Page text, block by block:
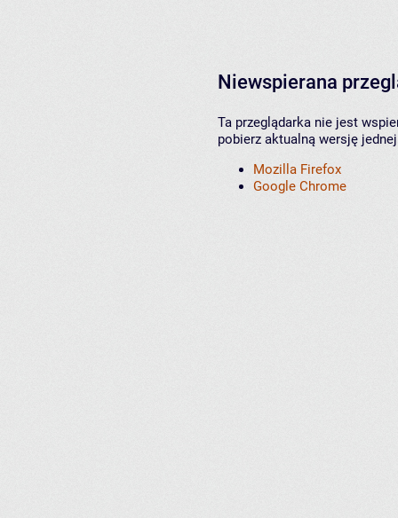
Niewspierana
Ta przeglądarka nie jest
pobierz aktualną wersję
Mozilla Firefox
Google Chrome